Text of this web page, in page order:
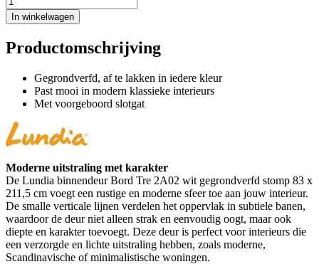
In winkelwagen
Productomschrijving
Gegrondverfd, af te lakken in iedere kleur
Past mooi in modern klassieke interieurs
Met voorgeboord slotgat
Moderne uitstraling met karakter
De Lundia binnendeur Bord Tre 2A02 wit gegrondverfd stomp 83 x
211,5 cm voegt een rustige en moderne sfeer toe aan jouw interieur.
De smalle verticale lijnen verdelen het oppervlak in subtiele banen,
waardoor de deur niet alleen strak en eenvoudig oogt, maar ook
diepte en karakter toevoegt. Deze deur is perfect voor interieurs die
een verzorgde en lichte uitstraling hebben, zoals moderne,
Scandinavische of minimalistische woningen.